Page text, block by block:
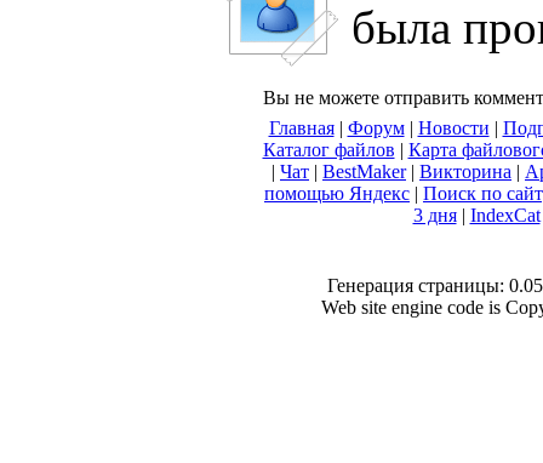
была
Вы не можете отправить
Главная| Форум| Новости |
Каталог файлов | Карта
| Чат | BestMaker| Викторина |
помощью Яндекс | Поиск по
3 дня| IndexCat
Генерация страницы:
Web site engine code is